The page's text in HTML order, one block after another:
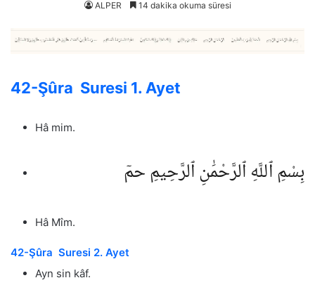
ALPER 14 dakika okuma süresi
42-Şûra Suresi 1. Ayet
Hâ mim.
بِسْمِ ٱللَّهِ ٱلرَّحْمَٰنِ ٱلرَّحِيمِ حمٓ
Hâ Mîm.
42-Şûra Suresi 2. Ayet
Ayn sin kâf.